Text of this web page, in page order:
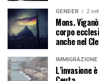
GENDER 2
Mons.
corpo
anche nel
IMMIGRAZIONE
L’invasione